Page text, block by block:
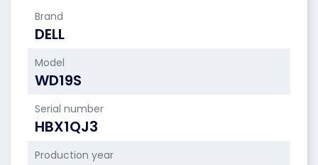
Brand
DELL
Model
WD19S
Serial number
HBX1QJ3
Production year